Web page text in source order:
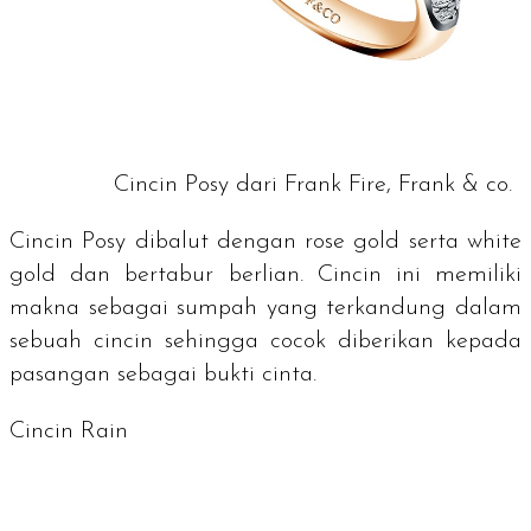
Cincin Posy dari Frank Fire, Frank & co.
Cincin Posy dibalut dengan rose gold sertawhite
gold dan bertabur berlian. Cincin ini memiliki
makna sebagai sumpah yang terkandung dalam
sebuah cincin sehingga cocok diberikan kepada
pasangan sebagai bukti cinta.
Cincin Rain